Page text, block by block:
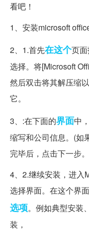
看吧！
1、安装microsoft
2、1.首先在这个页
选择。将[Microsoft
然后双击将其解压缩
它。
3、:在下面的界面中
缩写和公司信息。(如
完毕后，点击下一步。
4、2.继续安装，进入
选择界面。在这个界
选项。例如典型安装
装，